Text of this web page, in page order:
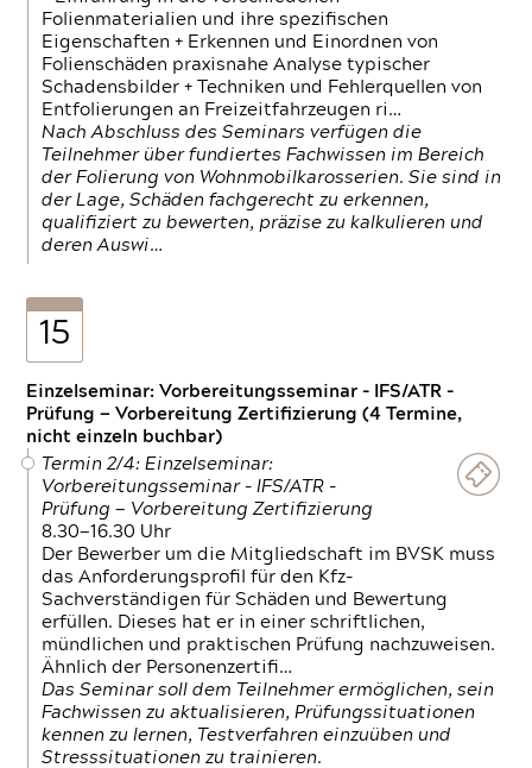
Folienmaterialien und ihre spezifischen
Eigenschaften + Erkennen und Einordnen von
Folienschäden praxisnahe Analyse typischer
Schadensbilder + Techniken und Fehlerquellen von
Entfolierungen an Freizeitfahrzeugen ri…
Nach Abschluss des Seminars verfügen die
Teilnehmer über fundiertes Fachwissen im Bereich
der Folierung von Wohnmobilkarosserien. Sie sind in
der Lage, Schäden fachgerecht zu erkennen,
qualifiziert zu bewerten, präzise zu kalkulieren und
deren Auswi…
15
Einzelseminar: Vorbereitungsseminar - IFS/ATR -
Prüfung — Vorbereitung Zertifizierung (4 Termine,
nicht einzeln buchbar)
Termin 2/4: Einzelseminar:
Vorbereitungsseminar - IFS/ATR -
Prüfung — Vorbereitung Zertifizierung
8.30—16.30 Uhr
Der Bewerber um die Mitgliedschaft im BVSK muss
das Anforderungsprofil für den Kfz-
Sachverständigen für Schäden und Bewertung
erfüllen. Dieses hat er in einer schriftlichen,
mündlichen und praktischen Prüfung nachzuweisen.
Ähnlich der Personenzertifi…
Das Seminar soll dem Teilnehmer ermöglichen, sein
Fachwissen zu aktualisieren, Prüfungssituationen
kennen zu lernen, Testverfahren einzuüben und
Stresssituationen zu trainieren.